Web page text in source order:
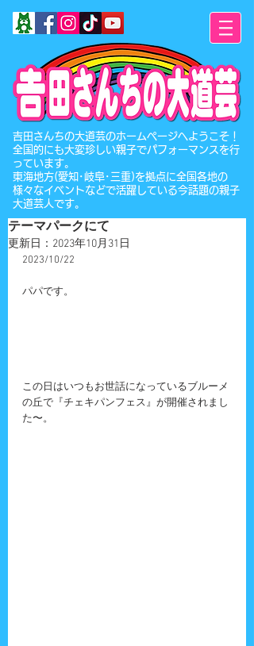
​吉田さんちの大道芸のホームページへようこそ！
全国的にも大変珍しい親子でパフォーマンスを行
っています。
東海地方(愛知･岐阜･三重)を拠点に全国各地の
様々なイベントなどで活躍している今話題の親子
大道芸人です。
テーマパークにて
更新日： 2023年10月31日
2023/10/22
パパです。
この日はいつもお世話になっているブルーメ
の丘で『チェキパンフェス』が開催されまし
た〜。